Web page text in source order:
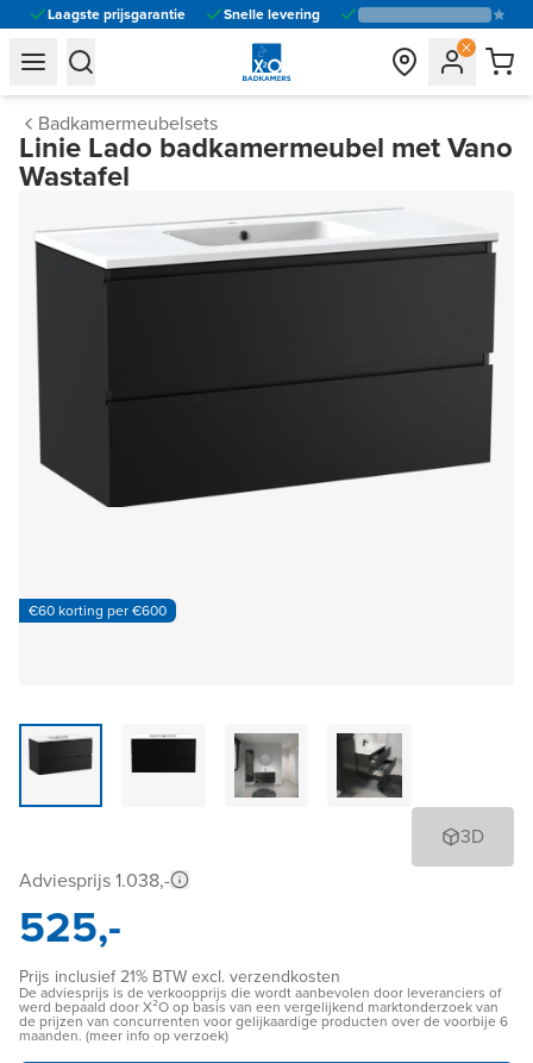
Laagste prijsgarantie Snelle levering
general.navigation.toggle_menu.label
general.navigation.toggle_menu.label
Badkamermeubelsets
Linie Lado badkamermeubel met Vano
Wastafel
€60 korting per €600
3D
Adviesprijs 1.038,-
525,-
Prijs inclusief 21% BTW excl. verzendkosten
De adviesprijs is de verkoopprijs die wordt aanbevolen door leveranciers of
werd bepaald door X²O op basis van een vergelijkend marktonderzoek van
de prijzen van concurrenten voor gelijkaardige producten over de voorbije 6
maanden. (meer info op verzoek)